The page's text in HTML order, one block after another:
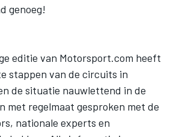
genoeg!
editie van Motorsport.com heeft
stappen van de circuits in
de situatie nauwlettend in de
met regelmaat gesproken met de
nationale experts en